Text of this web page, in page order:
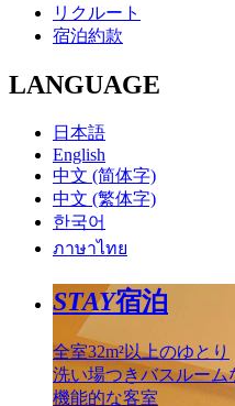
リクルート
宿泊約款
LANGUAGE
日本語
English
中文 (简体字)
中文 (繁体字)
한국어
ภาษาไทย
STAY宿泊
全室32m²以上のゆとり
洗い場つきバスルーム
機能的な客室